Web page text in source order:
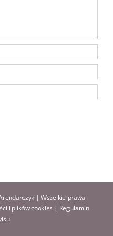
| Wszelkie prawa
i plików cookies | Regulamin